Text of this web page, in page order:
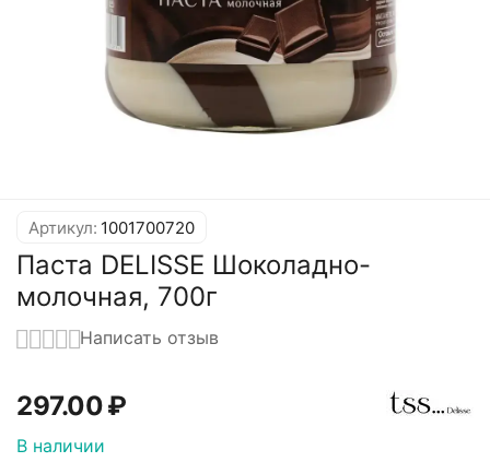
Артикул: 1001700720
Паста DELISSE Шоколадно-
молочная, 700г
Написать отзыв
297.00₽
В наличии